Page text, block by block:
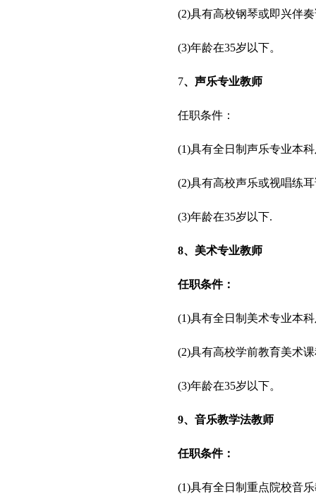
(2)具有高校钢琴或即兴伴
(3)年龄在35岁以下。
7、声乐专业教师
任职条件：
(1)具有全日制声乐专业本
(2)具有高校声乐或视唱练
(3)年龄在35岁以下.
8、美术专业教师
任职条件：
(1)具有全日制美术专业本
(2)具有高校学前教育美术
(3)年龄在35岁以下。
9、音乐教学法教师
任职条件：
(1)具有全日制重点院校音